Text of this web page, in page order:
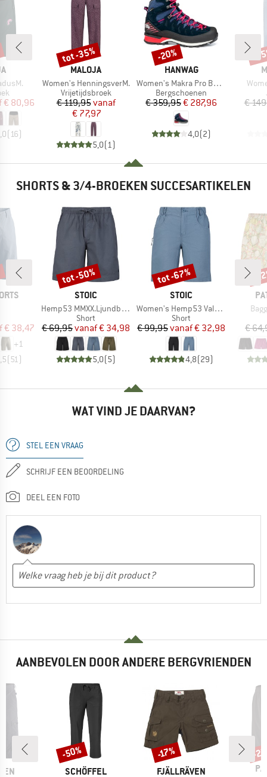
prijs
€ 80,96
(16)
MERK
MALOJA
Artikel
Women's HenningsverM.
Productgroep
Vrijetijdsbroek
Prijs
€ 119,95Verlaagde prijs
vanaf
€ 77,97
5,0(1 )
Korting
tot -35%
MERK
HANWAG
Artikel
Women's Makra Pro Bunion GTX
Productgroep
Bergschoenen
Prijs
€ 359,95Verlaagde prijs
€ 287,96
4,0(2)
Korting
-20%
€
-
SHORTS & 3/4-BROEKEN SUCCESARTIKELEN
prijs
€ 38,47
+1
(51)
MERK
STOIC
Artikel
Hemp53 MMXX.Ljundby Shorts
Productgroep
Short
Prijs
€ 69,95 Verlaagde prijs
vanaf€ 34,98
5,0(5)
Korting
tot -50%
MERK
STOIC
Artikel
Women's Hemp53 ValenSt. Shorts
Productgroep
Short
Prijs
€ 99,95 Verlaagde prijs
vanaf€ 32,98
4,8(29)
Korting
tot -67%
€
-
WAT VIND JE DAARVAN?
STEL EEN VRAAG
SCHRIJF EEN BEOORDELING
DEEL EEN FOTO
AANBEVOLEN DOOR ANDERE BERGVRIENDEN
MERK
SCHÖFFEL
Korting
-50%
MERK
FJÄLLRÄVEN
Korting
-17% -